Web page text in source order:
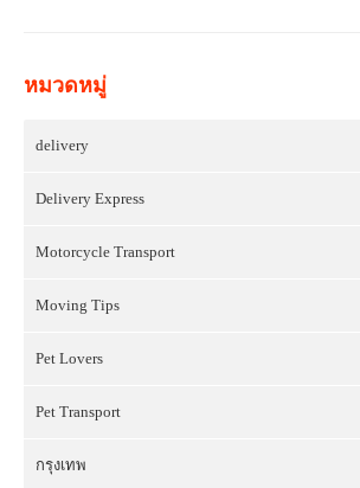
หมวดหมู่
delivery
Delivery Express
Motorcycle Transport
Moving Tips
Pet Lovers
Pet Transport
กรุงเทพ